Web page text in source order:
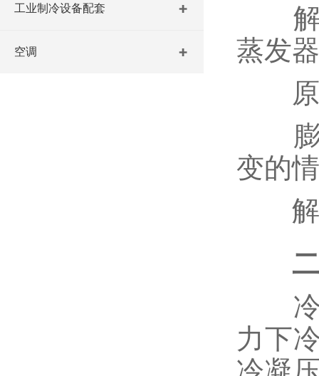
工业制冷设备配套
空调
解
蒸发
原
膨
变的
解
冷
力下